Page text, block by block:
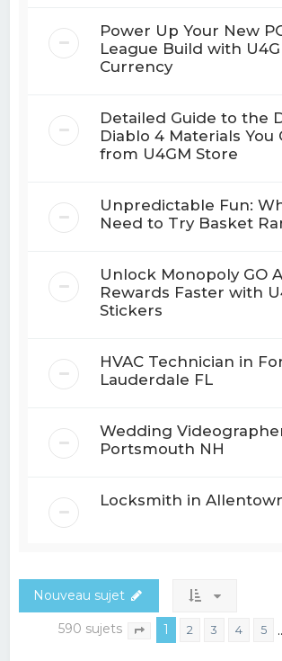
Power Up Your New
League Build with
Currency
Detailed Guide to the
Diablo 4 Materials You
from U4GM Store
Unpredictable Fun:
Need to Try Basket
Unlock Monopoly GO
Rewards Faster with
Stickers
HVAC Technician in
Lauderdale FL
Wedding
Portsmouth NH
Locksmith in
Nouveau sujet
590 sujets Page sur 24
1 2 3 4 5